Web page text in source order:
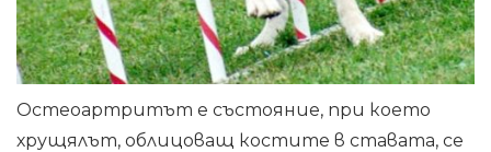
Остеоартритът е състояние, при което
хрущялът, облицоващ костите в ставата, се